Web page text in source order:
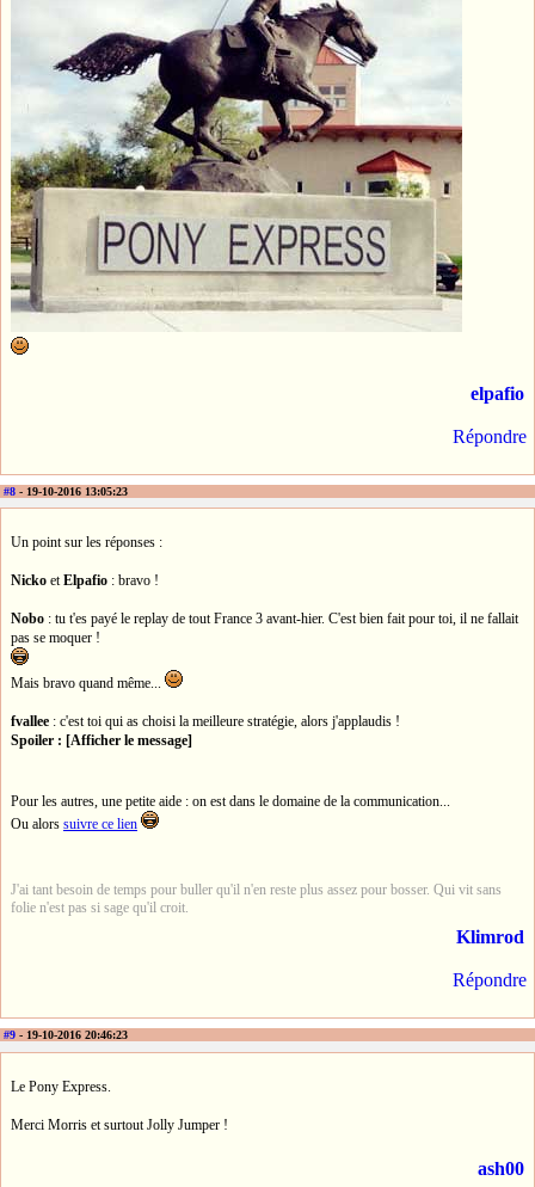
elpafio
Répondre
#8 - 19-10-2016 13:05:23
Un point sur les réponses :
Nicko etElpafio : bravo !
Nobo : tu t'es payé le replay de tout France 3 avant-hier. C'est bien fait pour toi, il ne fallait
pas se moquer !
Mais bravo quand même...
fvallee : c'est toi qui as choisi la meilleure stratégie, alors j'applaudis !
Spoiler : [Afficher le message]
Pour les autres, une petite aide : on est dans le domaine de la communication...
Ou alors suivre ce lien
J'ai tant besoin de temps pour buller qu'il n'en reste plus assez pour bosser. Qui vit sans
folie n'est pas si sage qu'il croit.
Klimrod
Répondre
#9 - 19-10-2016 20:46:23
Le Pony Express.
Merci Morris et surtout Jolly Jumper !
ash00